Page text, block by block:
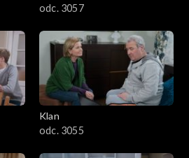
odc. 3057
Klan
odc. 3055